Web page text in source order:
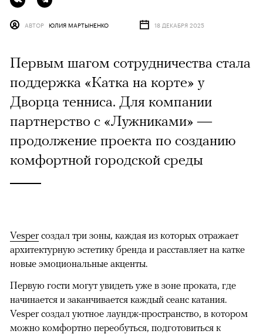
АВТОР ЮЛИЯ МАРТЫНЕНКО 18 ДЕКАБРЯ 2025
Первым шагом сотрудничества стала
поддержка «Катка на корте» у
Дворца тенниса. Для компании
партнерство с «Лужниками» —
продолжение проекта по созданию
комфортной городской среды
Vesper создал три зоны, каждая из которых отражает
архитектурную эстетику бренда и расставляет на катке
новые эмоциональные акценты.
Первую гости могут увидеть уже в зоне проката, где
начинается и заканчивается каждый сеанс катания.
Vesper создал уютное лаундж-пространство, в котором
можно комфортно переобуться, подготовиться к